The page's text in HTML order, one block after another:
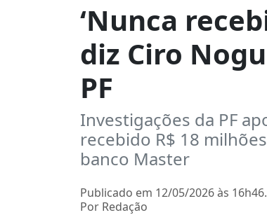
‘Nunca
diz Ciro
PF
Investigações da PF
recebido R$ 18
banco Master
Publicado em 12/05/2026 às 16h46.
Por Redação